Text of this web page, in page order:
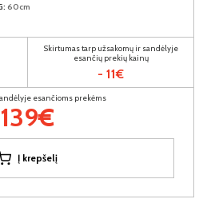
60cm
Skirtumas tarp užsakomų ir sandėlyje
esančių prekių kainų
- 11€
esančioms prekėms
139€
Į krepšelį